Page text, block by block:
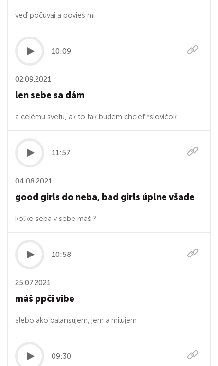
veď počúvaj a povieš mi
10:09
02.09.2021
len sebe sa dám
a celému svetu, ak to tak budem chcieť *slovíčok
11:57
04.08.2021
good girls do neba, bad girls úplne všade
koľko seba v sebe máš ?
10:58
25.07.2021
máš ppči vibe
alebo ako balansujem, jem a milujem
09:30